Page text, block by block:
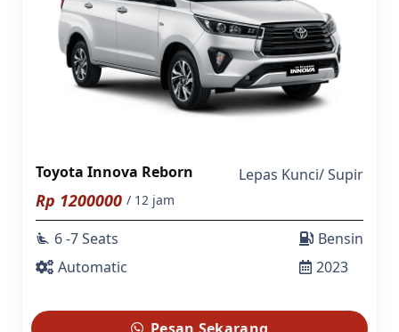
Toyota Innova Reborn Lepas Kunci/Supir
Rp 1200000 / 12 jam
airline_seat_recline_extra 6 -7 Seats
Automatic
Bensin
2023